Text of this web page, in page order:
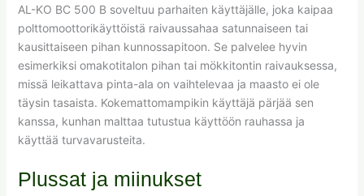
AL-KO BC 500 B soveltuu parhaiten käyttäjälle, joka kaipaa
polttomoottorikäyttöistä raivaussahaa satunnaiseen tai
kausittaiseen pihan kunnossapitoon. Se palvelee hyvin
esimerkiksi omakotitalon pihan tai mökkitontin raivauksessa,
missä leikattava pinta-ala on vaihtelevaa ja maasto ei ole
täysin tasaista. Kokemattomampikin käyttäjä pärjää sen
kanssa, kunhan malttaa tutustua käyttöön rauhassa ja
käyttää turvavarusteita.
Plussat ja miinukset